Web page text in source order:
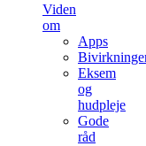
Viden
om
Apps
Eksem
og
hudpleje
Gode
råd